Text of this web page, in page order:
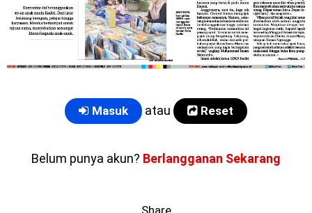
Masuk atau Reset
Belum punya akun? Berlangganan Sekarang
Share